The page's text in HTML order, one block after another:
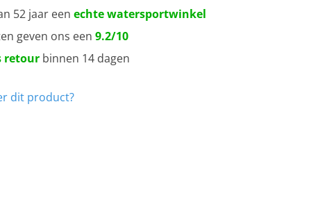
52 jaar een echte watersportwinkel
geven ons een 9.2/10
retourbinnen 14 dagen
dit product?